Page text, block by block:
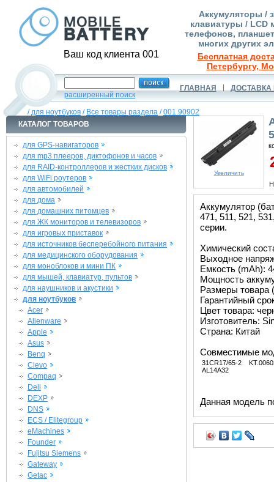
Ваш код клиента 001
Аккумуляторы /
клавиатуры / LCD
телефонов,
многих других
Бесплатная
Петербургу,
расширенный поиск
ГЛАВНАЯ ДОСТАВКА
/для ноутбуков / Все товары раздела /001.90902
КАТАЛОГ ТОВАРОВ
для GPS-навигаторов
для mp3 плееров, диктофонов и часов
для RAID-контроллеров и жестких дисков
для WiFi роутеров
для автомобилей
для дома
для домашних питомцев
для ЖК мониторов и телевизоров
для игровых приставок
для источников бесперебойного питания
для медицинского оборудования
для моноблоков и мини ПК
для мышей, клавиатур, пультов
для наушников и акустики
для ноутбуков
Acer
Alienware
Apple
Asus
Benq
Clevo
Compaq
Dell
DEXP
DNS
ECS / Elitegroup
eMachines
Founder
Fujitsu Siemens
Gateway
Getac
Увеличить
Аккумулятор
471, 511, 521,
серии.
Химический
Выходное
Емкость (mAh):
Мощность
Размеры товара
Гарантийный
Цвет товара:
Изготовитель:
Страна: Китай
Совместимые
31CR17/65-2
AL14A32
Данная модель